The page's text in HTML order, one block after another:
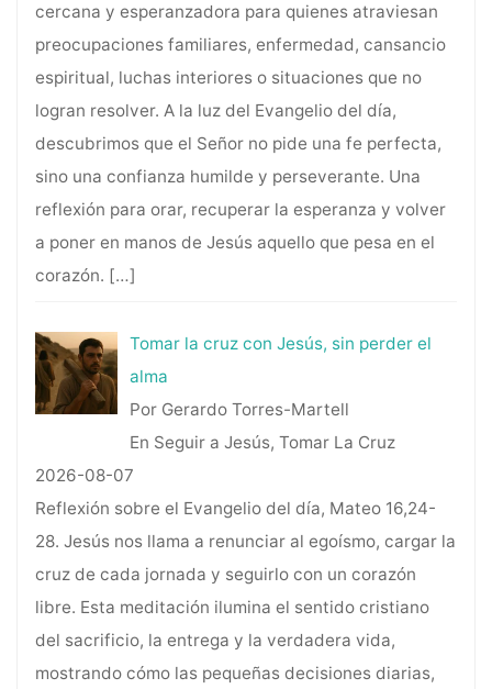
cercana y esperanzadora para quienes atraviesan
preocupaciones familiares, enfermedad, cansancio
espiritual, luchas interiores o situaciones que no
logran resolver. A la luz del Evangelio del día,
descubrimos que el Señor no pide una fe perfecta,
sino una confianza humilde y perseverante. Una
reflexión para orar, recuperar la esperanza y volver
a poner en manos de Jesús aquello que pesa en el
corazón. […]
Tomar la cruz con Jesús, sin perder el
alma
Por Gerardo Torres-Martell
En Seguir a Jesús, Tomar La Cruz
2026-08-07
Reflexión sobre el Evangelio del día, Mateo 16,24-
28. Jesús nos llama a renunciar al egoísmo, cargar la
cruz de cada jornada y seguirlo con un corazón
libre. Esta meditación ilumina el sentido cristiano
del sacrificio, la entrega y la verdadera vida,
mostrando cómo las pequeñas decisiones diarias,